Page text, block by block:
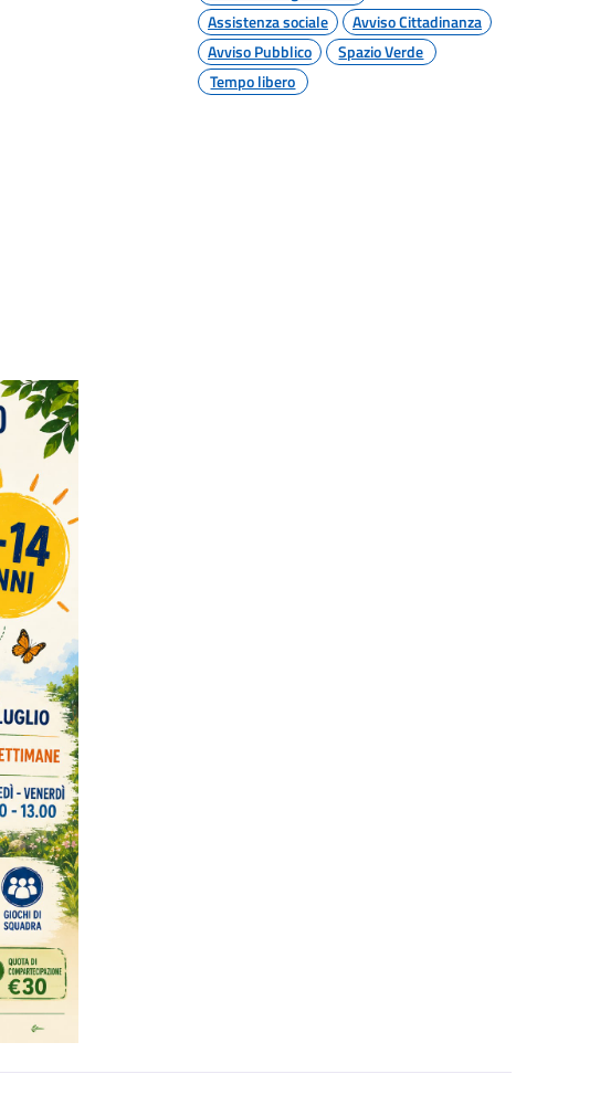
Assistenza sociale
Avviso Cittadinanza
Avviso Pubblico
Spazio Verde
Tempo libero